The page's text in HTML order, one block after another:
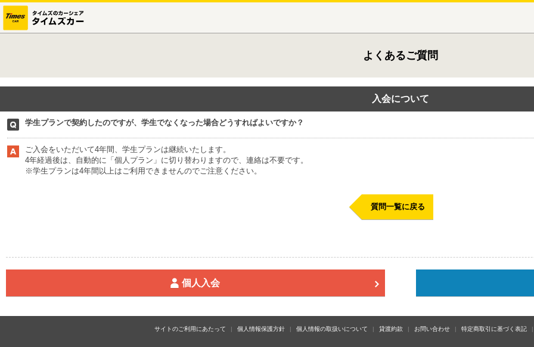
よくあるご質問
入会について
学生プランで契約したのですが、学生でなくなった場合どうすればよいですか？
ご入会をいただいて4年間、学生プランは継続いたします。
4年経過後は、自動的に「個人プラン」に切り替わりますので、連絡は不要です。
※学生プランは4年間以上はご利用できませんのでご注意ください。
質問一覧に戻る
個人入会
サイトのご利用にあたって 個人情報保護方針 個人情報の取扱いについて 貸渡約款 お問い合わせ 特定商取引に基づく表記